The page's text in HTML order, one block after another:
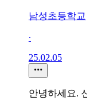
남성초등학교
∙
25.02.05
안녕하세요.